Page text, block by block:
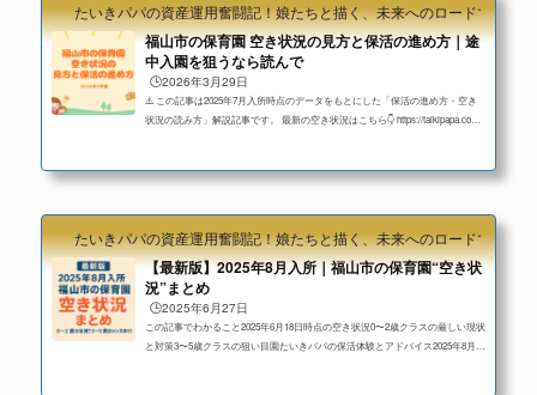
たいきパパの資産運用奮闘記！娘たちと描く、未来へのロードマップ
福山市の保育園 空き状況の見方と保活の進め方｜途
中入園を狙うなら読んで
🕒️2026年3月29日
⚠️ この記事は2025年7月入所時点のデータをもとにした「保活の進め方・空き
状況の読み方」解説記事です。 最新の空き状況はこちら👇 https://taikipapa.com/f
市の保育園・こども園の空き状況の見方と、途中入園の狙い方をまとめまし
別・地域別の傾向 👉 途中入園を成功させるための動き方 👉 我が家のリアル保
活...
たいきパパの資産運用奮闘記！娘たちと描く、未来へのロードマップ
【最新版】2025年8月入所｜福山市の保育園“空き状
況”まとめ
🕒️2025年6月27日
この記事でわかること2025年6月18日時点の空き状況0〜2歳クラスの厳しい現状
と対策3〜5歳クラスの狙い目園たいきパパの保活体験とアドバイス2025年8月入